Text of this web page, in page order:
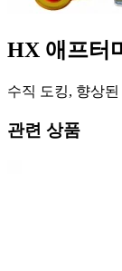
HX 애프터
수직 도킹, 향상
관련 상품